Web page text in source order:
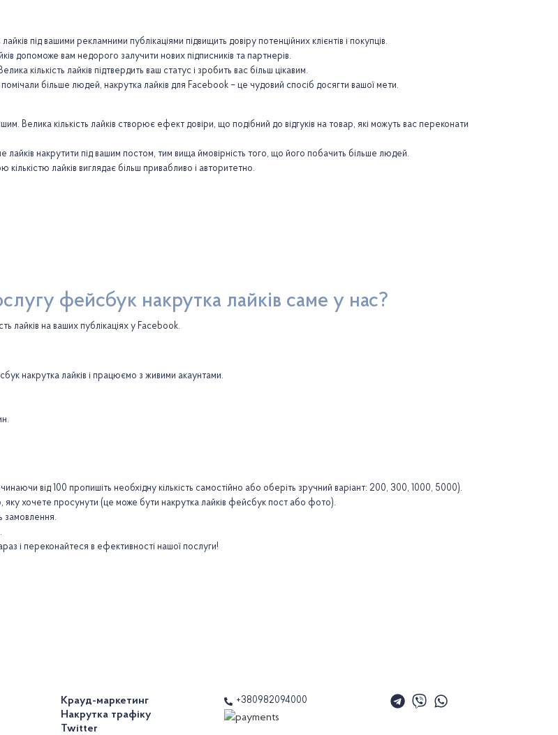
під вашими рекламними публікаціями підвищить довіру потенційних клієнтів і покупців.
допоможе вам недорого залучити нових підписників та партнерів.
кількість лайків підтвердить ваш статус і зробить вас більш цікавим.
більше людей, накрутка лайків для Facebook – це чудовий спосіб досягти вашої мети.
Велика кількість лайків створює ефект довіри, що подібний до відгуків на товар, які можуть вас переконати
накрутити під вашим постом, тим вища ймовірність того, що його побачить більше людей.
лайків виглядає більш привабливо і авторитетно.
фейсбук накрутка лайків саме у нас?
лайків на ваших публікаціях у Facebook.
накрутка лайків і працюємо з живими акаунтами.
від 100 пропишіть необхідну кількість самостійно або оберіть зручний варіант: 200, 300, 1000, 5000).
яку хочете просунути (це може бути накрутка лайків фейсбук пост або фото).
замовлення.
і переконайтеся в ефективності нашої послуги!
Крауд-маркетинг
Накрутка трафіку
Twitter
+380982094000